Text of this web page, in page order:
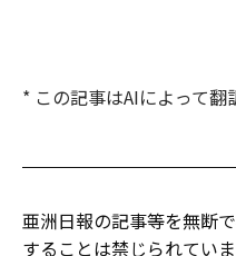
* この記事はAIによって翻
亜洲日報の記事等を無断
することは禁じられていま